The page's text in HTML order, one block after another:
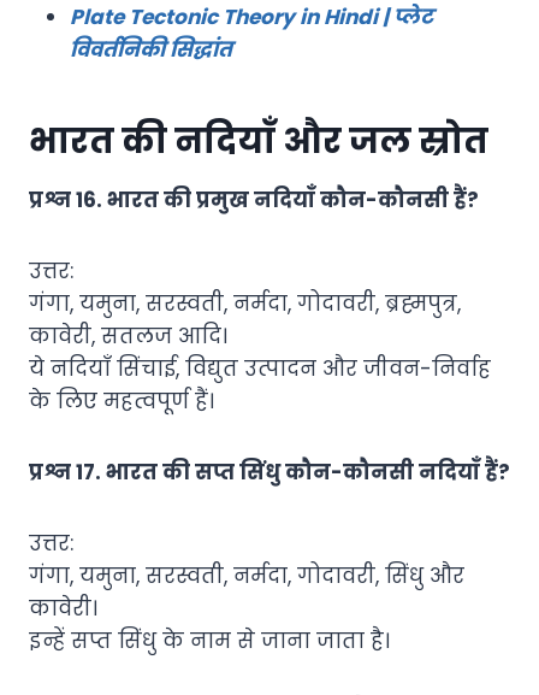
Plate Tectonic Theory in Hindi | प्लेट
विवर्तनिकी सिद्धांत
भारत की नदियाँ और जल स्रोत
प्रश्न 16. भारत की प्रमुख नदियाँ कौन-कौनसी हैं?
उत्तर:
गंगा, यमुना, सरस्वती, नर्मदा, गोदावरी, ब्रह्मपुत्र,
कावेरी, सतलज आदि।
ये नदियाँ सिंचाई, विद्युत उत्पादन और जीवन-निर्वाह
के लिए महत्वपूर्ण हैं।
प्रश्न 17. भारत की सप्त सिंधु कौन-कौनसी नदियाँ हैं?
उत्तर:
गंगा, यमुना, सरस्वती, नर्मदा, गोदावरी, सिंधु और
कावेरी।
इन्हें सप्त सिंधु के नाम से जाना जाता है।